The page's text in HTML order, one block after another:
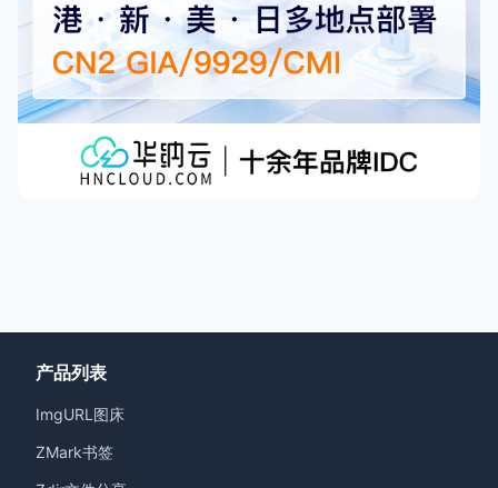
产品列表
ImgURL图床
ZMark书签